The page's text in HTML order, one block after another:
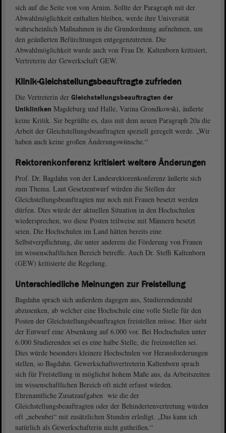
sich auf die Seite von von Arnim. Sollte der Paragraph mit der
Abwahlmöglichkeit enthalten bleiben, werde ihre Universität
wahrscheinlich Maßnahmen in die Grundordnung aufnehmen, um
den geäußerten Befürchtungen entgegenzutreten. Die
Abwahlmöglichkeit wurde auch von Frau Dr. Kaltenborn kritisiert,
Vertreterin der Gewerkschaft GEW.
Klinik-Gleichstellungsbeauftragte zufrieden
Die Vertreterin der Gleichstellungsbeauftragten der
Unikliniken Magdeburg und Halle, Varina Grondkowski, äußerte
keine Kritik. Sie begrüßte es, dass mit dem neuen Paragraph 20a die
Arbeit der Gleichstellungsbeauftragten speziell geregelt werde. „Wir
haben auch keine großen Änderungswünsche.“
Rektorenkonferenz kritisiert weitere Änderungen
Prof. Dr. Bagdahn von der Landesrektorenkonferenz äußerte sich
zum Thema. Laut Gesetzentwurf würden die Stellen der
Gleichstellungsbeauftragten nur noch mit Frauen besetzt werden
dürfen. Dies würde der aktuellen Situation in den Hochschulen
wiedersprechen, wo diese Posten teilweise mit Männern besetzt
seien. Die Hochschulen im Land hätten bereits eine
Selbstverpflichtung, die unter anderem die Förderung von Frauen
im wissenschaftlichen Bereich betreffe. Auch Dr. Steffi Kaltenborn
(GEW) kritisierte die Regelung.
Unterschiedliche Meinungen zur Freistellung
Bagdahn sprach sich außerdem dagegen aus, Studierendenzahl
abzusenken, ab welcher eine Hochschule eine volle Stelle für den
Posten der Gleichstellungsbeauftragten freistellen müsse. Hier sieht
der Entwurf eine Absenkung auf 6.000 vor. Bei Hochschulen unter
6.000 Studierenden sei es eine halbe Stelle, die freizustellen sei.
Dies würde besonders kleinere Hochschulen vor Herausforderungen
stellen, so Bagdahn. Gewerkschaftsvertreterin Kaltenborn sprach
sich für Freistellung in möglichst hohem Maße aus, da Arbeitszeiten
im wissenschaftlichen Bereich oft nicht erfasst würden.
Ehrenamtliche Zusatzaufgaben wie die der
Gleichstellungsbeauftragten oder der Behindertenvertretung würden
oft „nebenbei“ mit zusätzlichen Stunden erledigt. „Das kann ich
natürlich als Gewerkschafterin nicht gutheißen.“